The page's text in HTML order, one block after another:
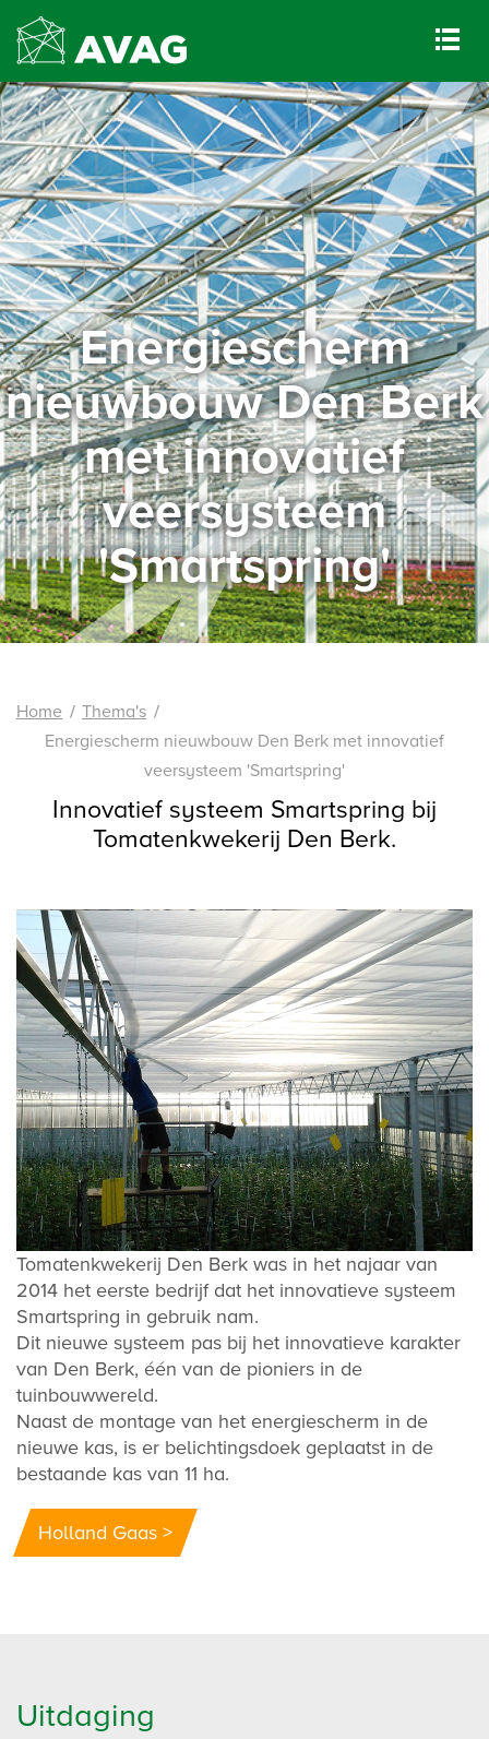
Energiescherm
nieuwbouw Den Berk
met innovatief
veersysteem
'Smartspring'
Home
Thema's
Energiescherm nieuwbouw Den Berk met innovatief
veersysteem 'Smartspring'
Innovatief systeem Smartspring bij
Tomatenkwekerij Den Berk.
Tomatenkwekerij Den Berk was in het najaar van
2014 het eerste bedrijf dat het innovatieve systeem
Smartspring in gebruik nam.
Dit nieuwe systeem pas bij het innovatieve karakter
van Den Berk, één van de pioniers in de
tuinbouwwereld.
Naast de montage van het energiescherm in de
nieuwe kas, is er belichtingsdoek geplaatst in de
bestaande kas van 11 ha.
Holland Gaas >
Uitdaging